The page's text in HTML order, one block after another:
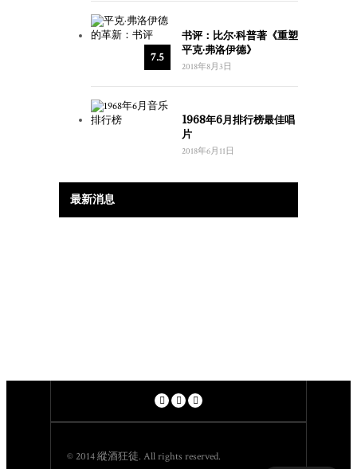
7.5
书评：比尔·科普著《重塑
平克·弗洛伊德》
2018年8月3日
1968年6月排行榜最佳唱
片
2018年6月11日
最新消息
© 2014 縱酒狂徒. All rights reserved.